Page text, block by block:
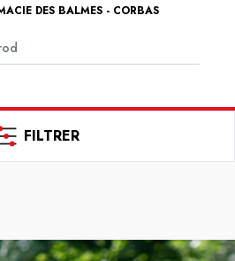
DES BALMES - CORBAS
FILTRER